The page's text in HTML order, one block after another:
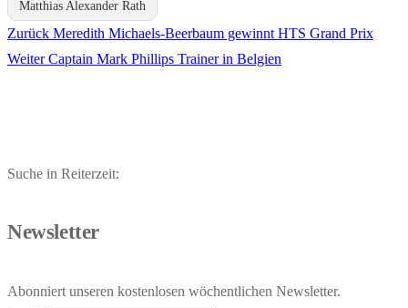
Matthias Alexander Rath
Beitragsnavigation
Zurück Vorheriger
Beitrag:
Meredith Michaels-Beerbaum gewinnt HTS Grand Prix
Weiter Nächster
Captain Mark Phillips Trainer in Belgien
Suche in Reiterzeit:
Newsletter
Abonniert unseren kostenlosen wöchentlichen Newsletter.